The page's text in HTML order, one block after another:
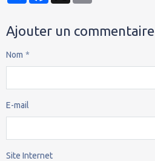
Ajouter un commentaire
Nom
E-mail
Site Internet